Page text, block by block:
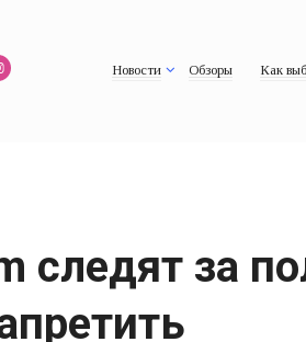
Новости Обзоры Как
следят за